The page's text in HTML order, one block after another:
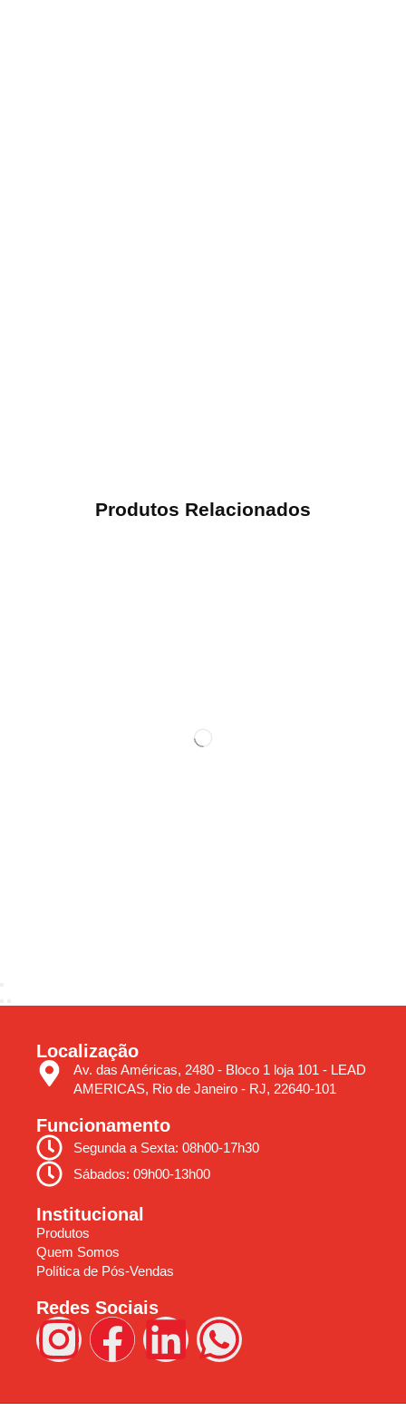
Produtos Relacionados
Localização
Av. das Américas, 2480 - Bloco 1 loja 101 - LEAD
AMERICAS, Rio de Janeiro - RJ, 22640-101
Funcionamento
Segunda a Sexta: 08h00-17h30
Sábados: 09h00-13h00
Institucional
Produtos
Quem Somos
Política de Pós-Vendas
Redes Sociais